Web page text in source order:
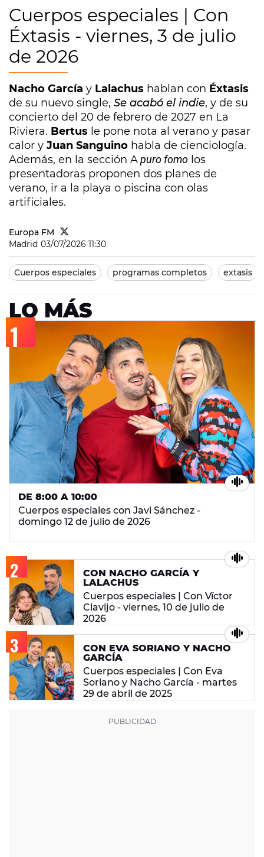
Cuerpos especiales | Con
Éxtasis - viernes, 3 de julio
de 2026
Nacho García y Lalachus hablan con Éxtasis
de su nuevo single, Se acabó el indie, y de su
concierto del 20 de febrero de 2027 en La
Riviera. Bertus le pone nota al verano y pasar
calor y Juan Sanguino habla de cienciología.
Además, en la sección Apuro fomo los
presentadoras proponen dos planes de
verano, ir a la playa o piscina con olas
artificiales.
Europa FM
Madrid 03/07/2026 11:30
Cuerpos especiales programas completos extasis
LO MÁS
DE 8:00 A 10:00
Cuerpos especiales con Javi Sánchez -
domingo 12 de julio de 2026
CON NACHO GARCÍA Y
LALACHUS
Cuerpos especiales | Con Víctor
Clavijo - viernes, 10 de julio de
2026
CON EVA SORIANO Y NACHO
GARCÍA
Cuerpos especiales | Con Eva
Soriano y Nacho García - martes
29 de abril de 2025